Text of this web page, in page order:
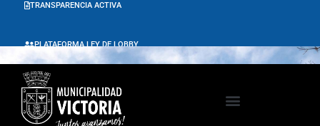
PLATAFORMA LEY DE LOBBY
TRANSPARENCIA ACTIVA